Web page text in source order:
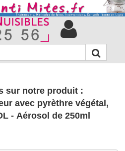
sur notre produit :
avec pyrèthre végétal,
- Aérosol de 250ml